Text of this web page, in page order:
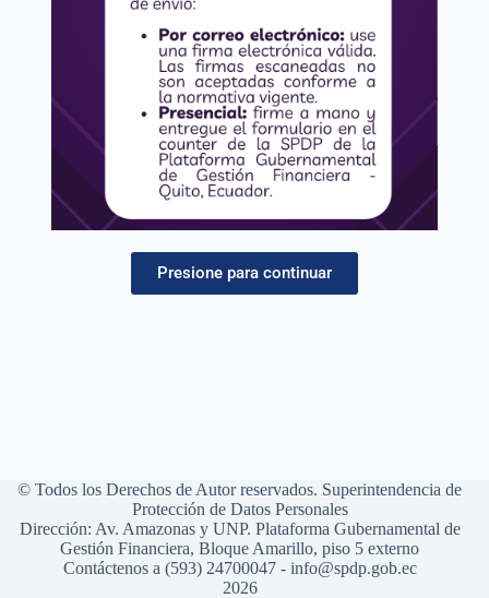
Presione para continuar
© Todos los Derechos de Autor reservados. Superintendencia de
Protección de Datos Personales
Dirección: Av. Amazonas y UNP. Plataforma Gubernamental de
Gestión Financiera, Bloque Amarillo, piso 5 externo
Contáctenos a (593) 24700047 - info@spdp.gob.ec
2026